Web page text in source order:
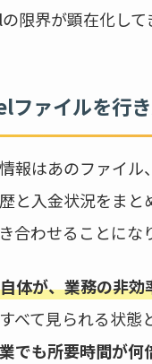
限界が顕在化して
ァイルを行
報はあのファイル
と入金状況をま
合わせることにな
体が、業務の非効
べて見られる状
でも所要時間が何